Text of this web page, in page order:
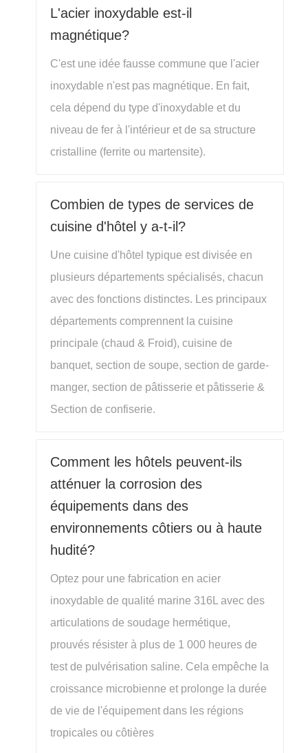
L'acier inoxydable est-il
magnétique?
C'est une idée fausse commune que l'acier
inoxydable n'est pas magnétique. En fait,
cela dépend du type d'inoxydable et du
niveau de fer à l'intérieur et de sa structure
cristalline (ferrite ou martensite).
Combien de types de services de
cuisine d'hôtel y a-t-il?
Une cuisine d'hôtel typique est divisée en
plusieurs départements spécialisés, chacun
avec des fonctions distinctes. Les principaux
départements comprennent la cuisine
principale (chaud & Froid), cuisine de
banquet, section de soupe, section de garde-
manger, section de pâtisserie et pâtisserie &
Section de confiserie.
Comment les hôtels peuvent-ils
atténuer la corrosion des
équipements dans des
environnements côtiers ou à haute
hudité?
Optez pour une fabrication en acier
inoxydable de qualité marine 316L avec des
articulations de soudage hermétique,
prouvés résister à plus de 1 000 heures de
test de pulvérisation saline. Cela empêche la
croissance microbienne et prolonge la durée
de vie de l'équipement dans les régions
tropicales ou côtières